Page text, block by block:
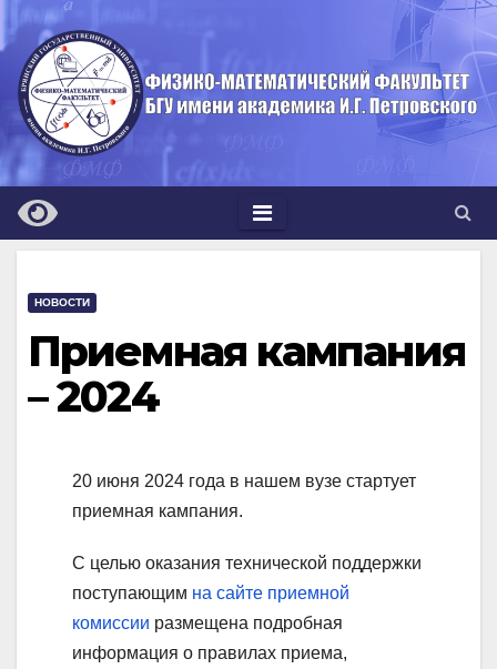
Перейти
к
содержимому
НОВОСТИ
Приемная кампания
– 2024
20 июня 2024 года в нашем вузе стартует
приемная кампания.
С целью оказания технической поддержки
поступающим на сайте приемной
комиссии размещена подробная
информация о правилах приема,